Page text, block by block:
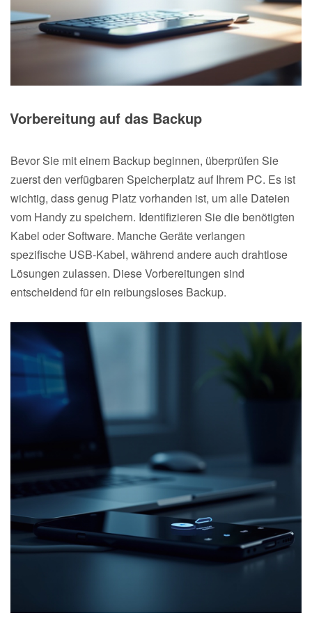
Vorbereitung auf das Backup
Bevor Sie mit einem Backup beginnen, überprüfen Sie
zuerst den verfügbaren Speicherplatz auf Ihrem PC. Es ist
wichtig, dass genug Platz vorhanden ist, um alle Dateien
vom Handy zu speichern. Identifizieren Sie die benötigten
Kabel oder Software. Manche Geräte verlangen
spezifische USB-Kabel, während andere auch drahtlose
Lösungen zulassen. Diese Vorbereitungen sind
entscheidend für ein reibungsloses Backup.